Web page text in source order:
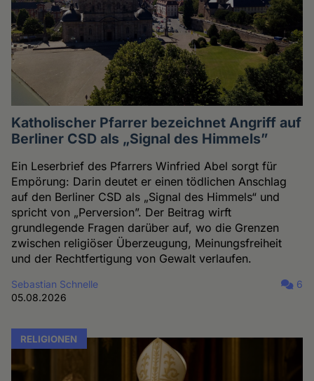
Katholischer Pfarrer bezeichnet Angriff auf
Berliner CSD als „Signal des Himmels”
Ein Leserbrief des Pfarrers Winfried Abel sorgt für
Empörung: Darin deutet er einen tödlichen Anschlag
auf den Berliner CSD als „Signal des Himmels“ und
spricht von „Perversion”. Der Beitrag wirft
grundlegende Fragen darüber auf, wo die Grenzen
zwischen religiöser Überzeugung, Meinungsfreiheit
und der Rechtfertigung von Gewalt verlaufen.
Sebastian Schnelle
05.08.2026
6
RELIGIONEN